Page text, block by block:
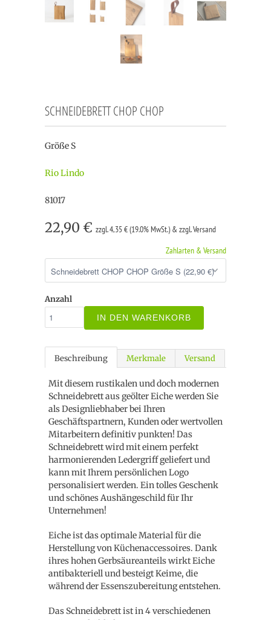
SCHNEIDEBRETT CHOP CHOP
Größe S
Rio Lindo
81017
22,90 € zzgl. 4,35 € (19.0% MwSt.) & zzgl. Versand
Zahlarten & Versand
Anzahl
IN DEN WARENKORB
Beschreibung Merkmale Versand
Mit diesem rustikalen und doch modernen
Schneidebrett aus geölter Eiche werden Sie
als Designliebhaber bei Ihren
Geschäftspartnern, Kunden oder wertvollen
Mitarbeitern definitiv punkten! Das
Schneidebrett wird mit einem perfekt
harmonierenden Ledergriff geliefert und
kann mit Ihrem persönlichen Logo
personalisiert werden. Ein tolles Geschenk
und schönes Aushängeschild für Ihr
Unternehmen!
Eiche ist das optimale Material für die
Herstellung von Küchenaccessoires. Dank
ihres hohen Gerbsäureanteils wirkt Eiche
antibakteriell und besteigt Keime, die
während der Essenszubereitung entstehen.
Das Schneidebrett ist in 4 verschiedenen